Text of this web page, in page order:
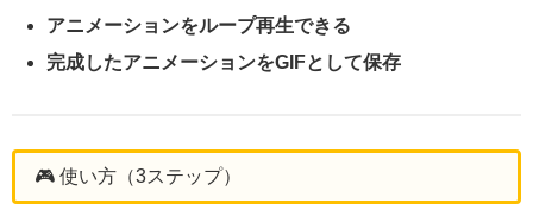
アニメーションをループ再生できる
完成したアニメーションをGIFとして保存
🎮 使い方（3ステップ）